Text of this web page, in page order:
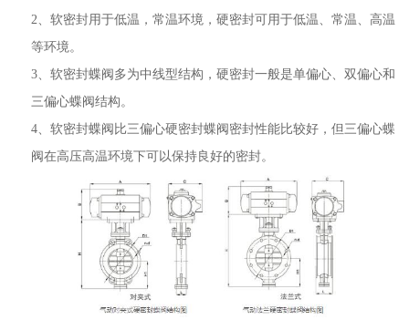
2、软密封用于低温，常温环境，硬密封可用于低温、常温、高温
等环境。
3、软密封蝶阀多为中线型结构，硬密封一般是单偏心、双偏心和
三偏心蝶阀结构。
4、软密封蝶阀比三偏心硬密封蝶阀密封性能比较好，但三偏心蝶
阀在高压高温环境下可以保持良好的密封。